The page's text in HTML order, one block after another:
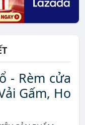
- Rèm cửa
Gấm, Ho